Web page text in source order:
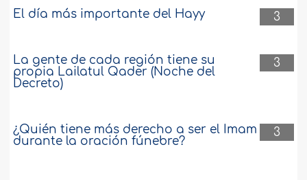
3
El día más importante del Hayy
3
La gente de cada región tiene su
propia Lailatul Qader (Noche del
Decreto)
3
¿Quién tiene más derecho a ser el Imam
durante la oración fúnebre?